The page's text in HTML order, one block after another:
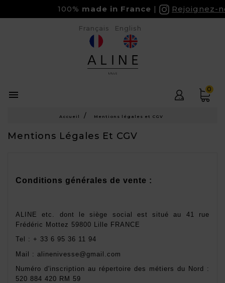
100%made in France Rejoignez-
 0
Français English
Accueil Mentions légales et CGV
Mentions Légales Et CGV
Conditions générales de vente :
ALINE etc. dont le siège social est situé au 41 rue
Frédéric Mottez 59800 Lille FRANCE
Tel : + 33 6 95 36 11 94
Mail : alinenivesse@gmail.com
Numéro d'inscription au répertoire des métiers du Nord :
520 884 420 RM 59